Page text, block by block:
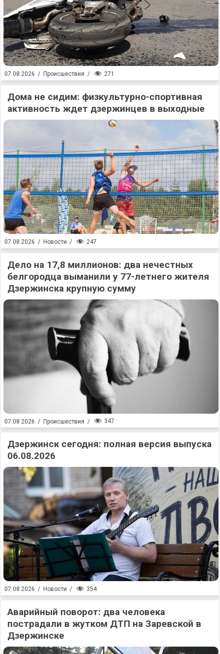
07.08.2026 / Происшествия / 271
Дома не сидим: физкультурно-спортивная
активность ждет дзержинцев в выходные
07.08.2026 / Новости / 247
Дело на 17,8 миллионов: два нечестных
белгородца выманили у 77-летнего жителя
Дзержинска крупную сумму
07.08.2026 / Происшествия / 347
Дзержинск сегодня: полная версия выпуска
06.08.2026
07.08.2026 / Новости / 354
Аварийный поворот: два человека
пострадали в жутком ДТП на Заревской в
Дзержинске